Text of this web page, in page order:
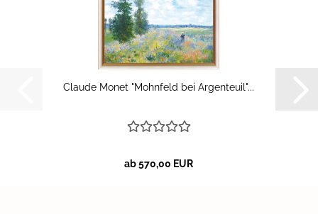
Clau­de Monet "Mohn­feld bei Ar­gen­teu­il"...
ab 570,00 EUR